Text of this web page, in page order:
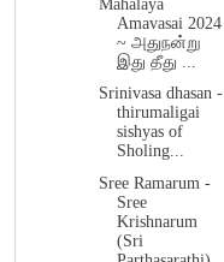
Mahalaya
Amavasai 2024
~ அதுநன்று
இது தீது ...
Srinivasa dhasan -
thirumaligai
sishyas of
Sholing...
Sree Ramarum -
Sree
Krishnarum
(Sri